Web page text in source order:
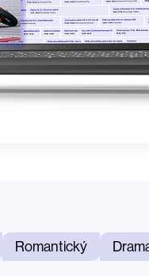
Romantický